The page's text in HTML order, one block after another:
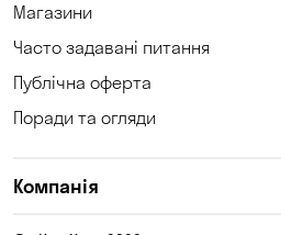
Магазини
Часто задавані питання
Публічна оферта
Поради та огляди
Компанія